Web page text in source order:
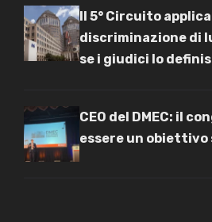
Il 5° Circuito
discriminazione di
se i giudici lo
CEO del DMEC: il
essere un